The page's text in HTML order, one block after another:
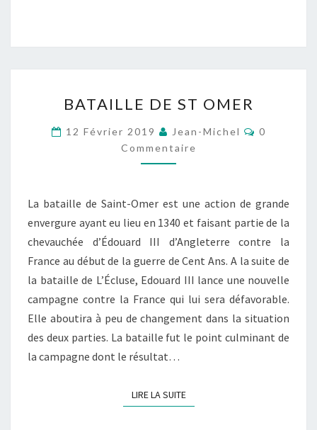
DE
ST
OMER
BATAILLE DE ST OMER
12 Février 2019 Jean-Michel
0
Commentaire
La bataille de Saint-Omer est une action de grande
envergure ayant eu lieu en 1340 et faisant partie de la
chevauchée d’Édouard III d’Angleterre contre la
France au début de la guerre de Cent Ans. A la suite de
la bataille de L’Écluse, Edouard III lance une nouvelle
campagne contre la France qui lui sera défavorable.
Elle aboutira à peu de changement dans la situation
des deux parties. La bataille fut le point culminant de
la campagne dont le résultat…
LIRE LA SUITELIRE LA SUITE